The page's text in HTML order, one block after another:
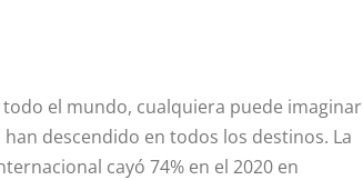
el mundo, cualquiera puede imaginar
descendido en todos los destinos. La
cayó 74% en el 2020 en